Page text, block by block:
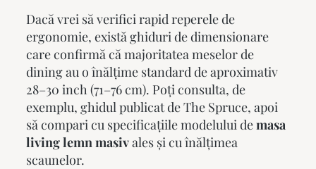
Dacă vrei să verifici rapid reperele de
ergonomie, există ghiduri de dimensionare
care confirmă că majoritatea meselor de
dining au o înălțime standard de aproximativ
28–30 inch (71–76 cm). Poți consulta, de
exemplu, ghidul publicat deThe Spruce, apoi
să compari cu specificațiile modelului demasa
living lemn masivales și cu înălțimea
scaunelor.